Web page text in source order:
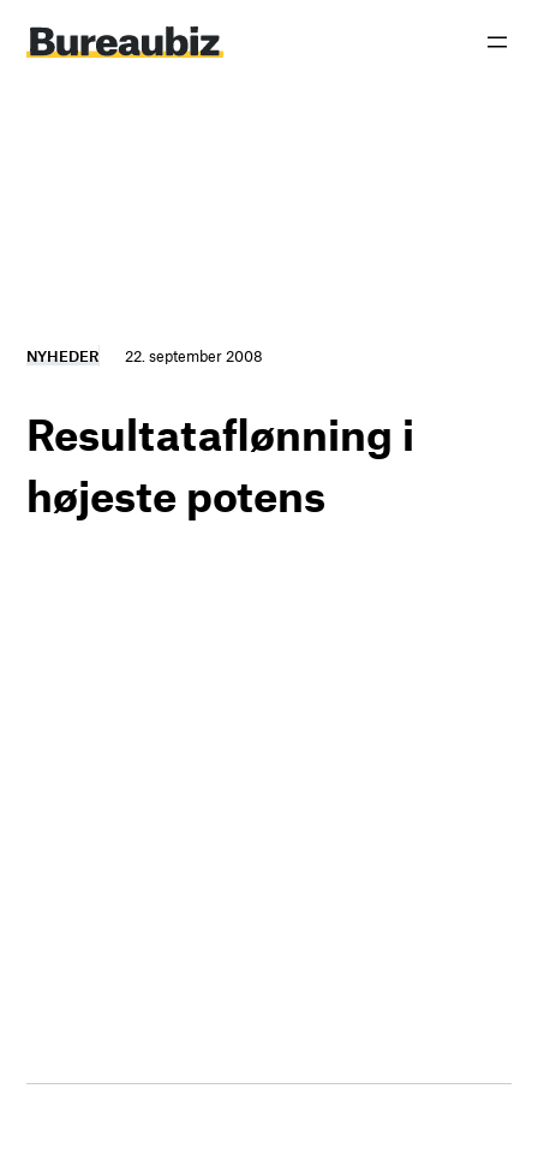
indhold
NYHEDER 22. september 2008
Resultataflønning i
højeste potens